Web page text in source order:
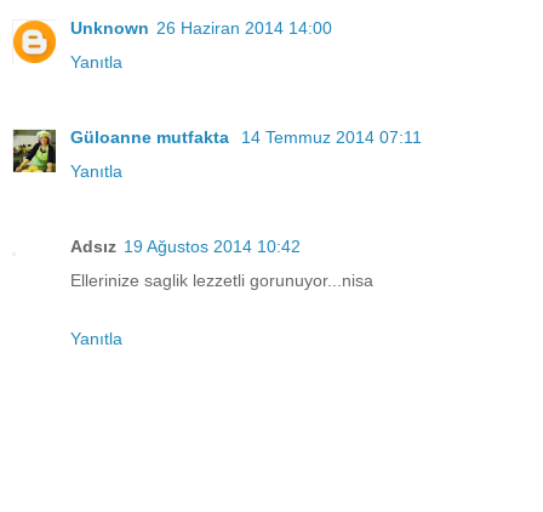
Unknown 26 Haziran 2014 14:00
Yanıtla
Güloanne mutfakta
14 Temmuz 2014 07:11
Yanıtla
Adsız 19 Ağustos 2014 10:42
Ellerinize saglik lezzetli gorunuyor...nisa
Yanıtla